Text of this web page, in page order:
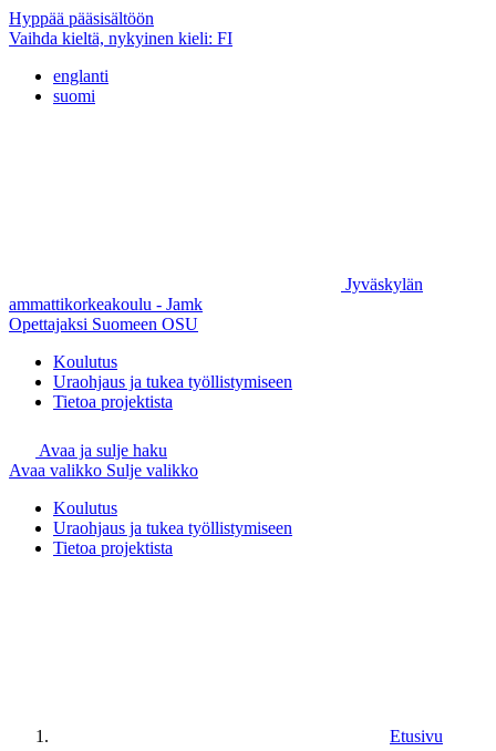
Hyppää pääsisältöön
Vaihda kieltä, nykyinen kieli: FI
englanti
suomi
Jyväskylän
ammattikorkeakoulu - Jamk
Opettajaksi Suomeen OSU
Koulutus
Uraohjaus ja tukea työllistymiseen
Tietoa projektista
Avaa ja sulje haku
Avaa valikko Sulje valikko
Koulutus
Uraohjaus ja tukea työllistymiseen
Tietoa projektista
Etusivu